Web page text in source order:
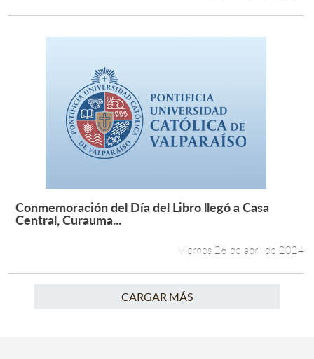
Leer más +
Conmemoración del Día del Libro llegó a Casa
Central, Curauma...
Viernes 26 de abril de 2024
CARGAR MÁS